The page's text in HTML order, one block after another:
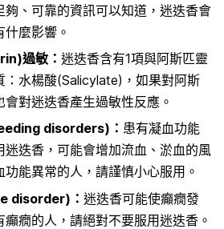
夠、可靠的資訊可以知道，迷迭香會
麼影響。
過敏： 迷迭香含有1項與阿斯匹靈
水楊酸(Salicylate)，如果對阿斯
對迷迭香產生過敏性反應。
disorders)： 患有凝血功能
迷迭香，可能會增加流血、淤血的風
功能異常的人，請謹慎小心服用。
disorder)： 迷迭香可能使癲癇發
癇的人，請絕對不要服用迷迭香。